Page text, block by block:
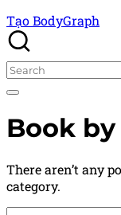
Tạo BodyGraph
Search
for:
Book by
There aren’t any
category.